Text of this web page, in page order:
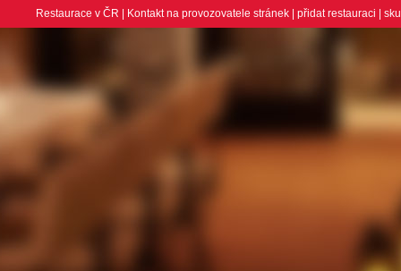
Restaurace v ČR Kontakt na provozovatele stránek přidat restauraci |